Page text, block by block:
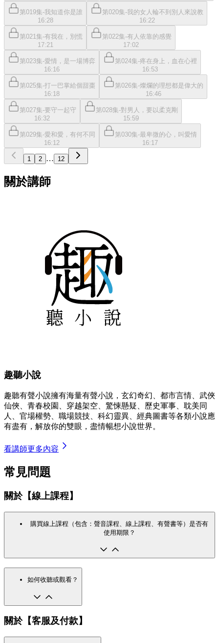
第019集-我知道你是誰
16:28
第020集-我的女人輪不到別人來說教
16:22
第021集-有我在，別慌
17:21
第022集-有人依靠的感覺
17:02
第023集-愛情，是一場博弈
16:16
第024集-疼在身上，血在心裡
16:53
第025集-打一巴掌給個甜棗
16:18
第026集-燦爛的理想都是偉大的
16:46
第027集-要守一起守
16:32
第028集-對男人，要以柔克剛
15:59
第029集-愛和愛，有何不同
16:12
第030集-最卑微的心，叫愛情
16:17
1 2 … 12
關於講師
趣聽小說
趣聽有聲小說擁有海量有聲小說，玄幻奇幻、都市言情、武俠
仙俠、青春校園、穿越架空、驚悚懸疑、歷史軍事、耽美同
人、官場權勢、職場競技、科幻靈異、經典圖書等各類小說應
有盡有，解放你的雙眼，盡情暢想小說世界。
看講師更多內容
常見問題
關於【線上課程】
購買線上課程（包含：聲音課程、線上課程、有聲書等）是否有
使用期限？
如何收聽或觀看？
關於【客服及付款】